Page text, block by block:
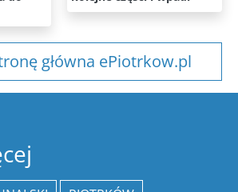
główna ePiotrkow.pl